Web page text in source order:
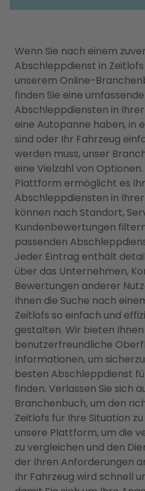
Wenn Sie nach einem
Abschleppdienst in Zeitlofs
unserem Online-
finden Sie eine
Abschleppdiensten in Ihrer
eine Autopanne haben, in
sind oder Ihr Fahrzeug
werden muss, unser
eine Vielzahl von
Plattform ermöglicht es
Abschleppdiensten in Ihrer
können nach Standort,
Kundenbewertungen
passenden
Jeder Eintrag enthält
über das Unternehmen,
Bewertungen anderer
Ihnen die Suche nach
Zeitlofs so einfach und
gestalten. Wir bieten
benutzerfreundliche
Informationen, um
besten Abschleppdienst
finden. Verlassen Sie sich
Branchenbuch, um den
Zeitlofs für Ihre Situation
unsere Plattform, um die
zu vergleichen und den
der Ihren Anforderungen
Ihr Fahrzeug wird schnell